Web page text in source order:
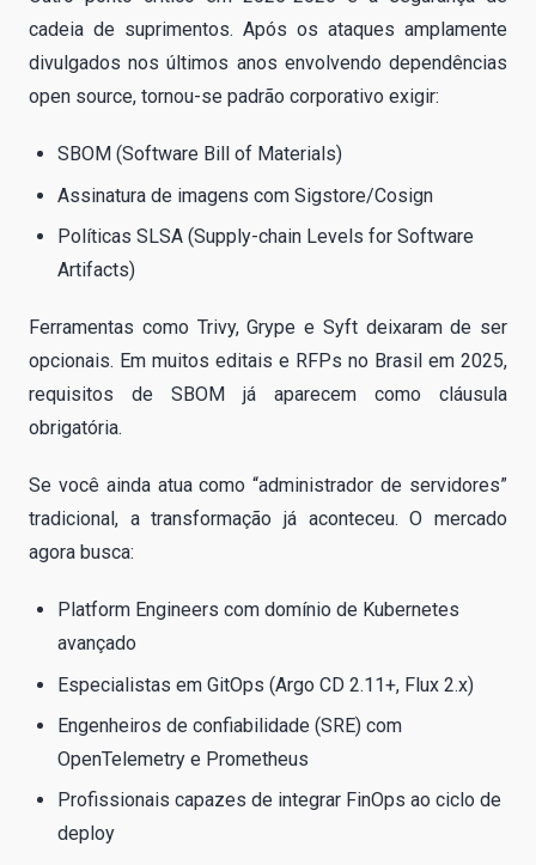
cadeia de suprimentos. Após os ataques amplamente
divulgados nos últimos anos envolvendo dependências
open source, tornou-se padrão corporativo exigir:
SBOM (Software Bill of Materials)
Assinatura de imagens com Sigstore/Cosign
Políticas SLSA (Supply-chain Levels for Software
Artifacts)
Ferramentas como Trivy, Grype e Syft deixaram de ser
opcionais. Em muitos editais e RFPs no Brasil em 2025,
requisitos de SBOM já aparecem como cláusula
obrigatória.
Se você ainda atua como “administrador de servidores”
tradicional, a transformação já aconteceu. O mercado
agora busca:
Platform Engineers com domínio de Kubernetes
avançado
Especialistas em GitOps (Argo CD 2.11+, Flux 2.x)
Engenheiros de confiabilidade (SRE) com
OpenTelemetry e Prometheus
Profissionais capazes de integrar FinOps ao ciclo de
deploy